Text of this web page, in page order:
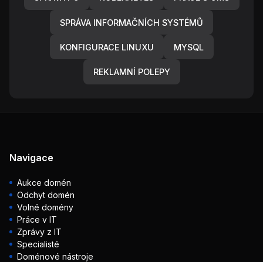
SPRÁVA INFORMAČNÍCH SYSTÉMŮ
KONFIGURACE LINUXU MYSQL
REKLAMNÍ POLEPY
Navigace
Aukce domén
Odchyt domén
Volné domény
Práce v IT
Zprávy z IT
Specialisté
Doménové nástroje